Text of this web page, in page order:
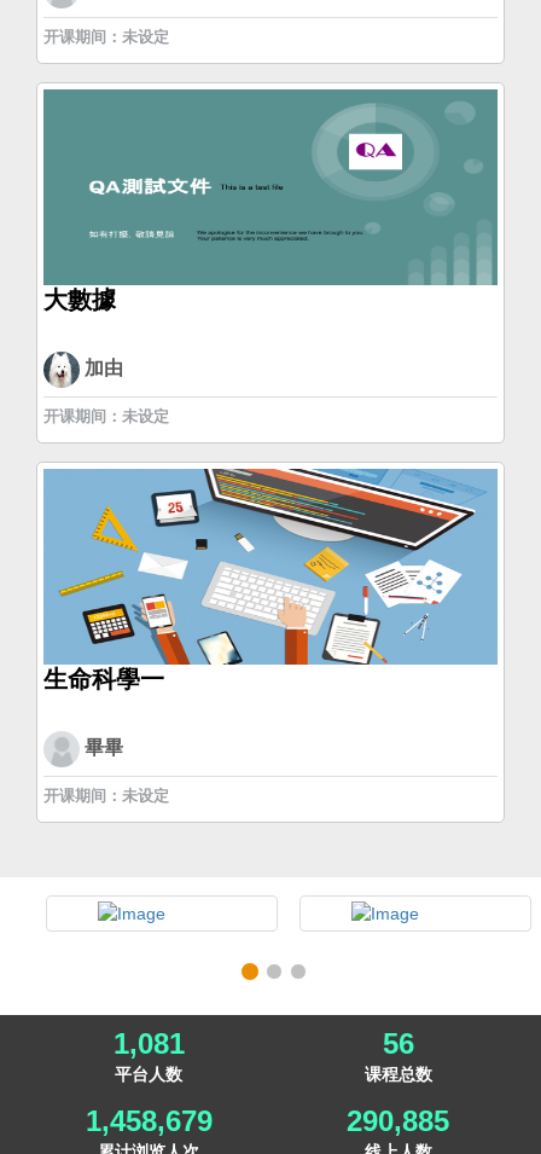
开课期间：未设定
大數據
加由
开课期间：未设定
生命科學一
畢畢
开课期间：未设定
1,081
平台人数
56
课程总数
1,458,679 290,885